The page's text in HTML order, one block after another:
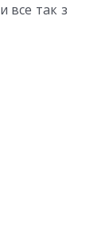
все так з